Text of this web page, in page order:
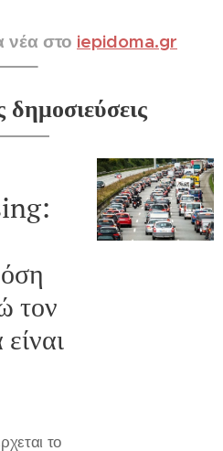
νέα στο iepidoma.gr
τον
το